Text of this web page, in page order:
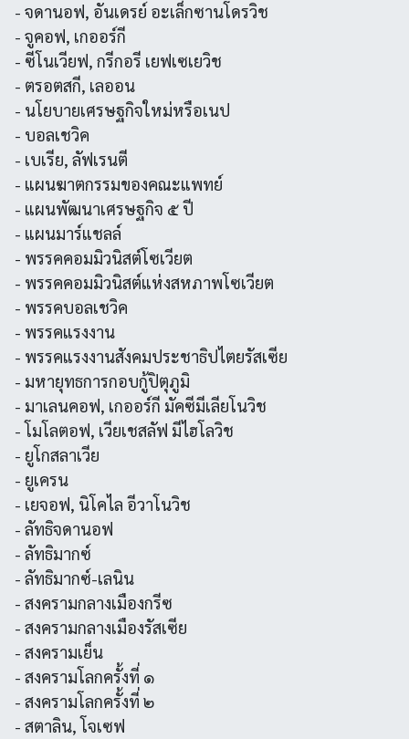
- จดานอฟ, อันเดรย์ อะเล็กซานโดรวิช
- จูคอฟ, เกออร์กี
- ซีโนเวียฟ, กรีกอรี เยฟเซเยวิช
- ตรอตสกี, เลออน
- นโยบายเศรษฐกิจใหม่หรือเนป
- บอลเชวิค
- เบเรีย, ลัฟเรนตี
- แผนฆาตกรรมของคณะแพทย์
- แผนพัฒนาเศรษฐกิจ ๕ ปี
- แผนมาร์แชลล์
- พรรคคอมมิวนิสต์โซเวียต
- พรรคคอมมิวนิสต์แห่งสหภาพโซเวียต
- พรรคบอลเชวิค
- พรรคแรงงาน
- พรรคแรงงานสังคมประชาธิปไตยรัสเซีย
- มหายุทธการกอบกู้ปิตุภูมิ
- มาเลนคอฟ, เกออร์กี มัคซีมีเลียโนวิช
- โมโลตอฟ, เวียเชสลัฟ มีไฮโลวิช
- ยูโกสลาเวีย
- ยูเครน
- เยจอฟ, นิโคไล อีวาโนวิช
- ลัทธิจดานอฟ
- ลัทธิมากซ์
- ลัทธิมากซ์-เลนิน
- สงครามกลางเมืองกรีซ
- สงครามกลางเมืองรัสเซีย
- สงครามเย็น
- สงครามโลกครั้งที่ ๑
- สงครามโลกครั้งที่ ๒
- สตาลิน, โจเซฟ